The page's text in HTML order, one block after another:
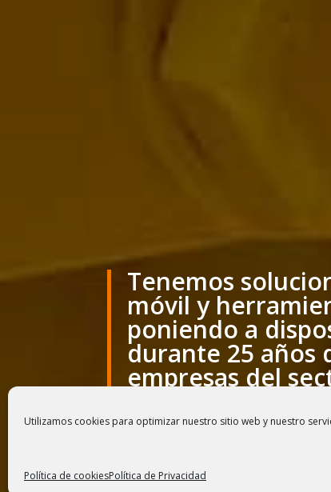
Utilizamos cookies para optimizar nuestro sitio web y nuestro
Política de cookiesPolítica de Privacidad
Tenemos
móvil y
poniendo a
durante 25 años
empresas del